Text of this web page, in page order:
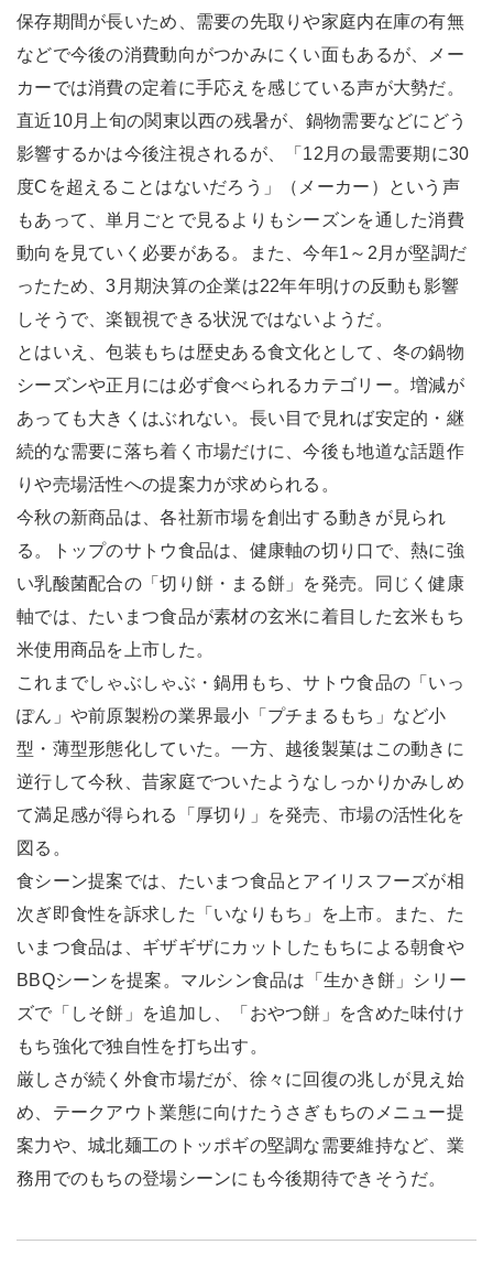
保存期間が長いため、需要の先取りや家庭内在庫の有無
などで今後の消費動向がつかみにくい面もあるが、メー
カーでは消費の定着に手応えを感じている声が大勢だ。
直近10月上旬の関東以西の残暑が、鍋物需要などにどう
影響するかは今後注視されるが、「12月の最需要期に30
度Cを超えることはないだろう」（メーカー）という声
もあって、単月ごとで見るよりもシーズンを通した消費
動向を見ていく必要がある。また、今年1～2月が堅調だ
ったため、3月期決算の企業は22年年明けの反動も影響
しそうで、楽観視できる状況ではないようだ。
とはいえ、包装もちは歴史ある食文化として、冬の鍋物
シーズンや正月には必ず食べられるカテゴリー。増減が
あっても大きくはぶれない。長い目で見れば安定的・継
続的な需要に落ち着く市場だけに、今後も地道な話題作
りや売場活性への提案力が求められる。
今秋の新商品は、各社新市場を創出する動きが見られ
る。トップのサトウ食品は、健康軸の切り口で、熱に強
い乳酸菌配合の「切り餅・まる餅」を発売。同じく健康
軸では、たいまつ食品が素材の玄米に着目した玄米もち
米使用商品を上市した。
これまでしゃぶしゃぶ・鍋用もち、サトウ食品の「いっ
ぽん」や前原製粉の業界最小「プチまるもち」など小
型・薄型形態化していた。一方、越後製菓はこの動きに
逆行して今秋、昔家庭でついたようなしっかりかみしめ
て満足感が得られる「厚切り」を発売、市場の活性化を
図る。
食シーン提案では、たいまつ食品とアイリスフーズが相
次ぎ即食性を訴求した「いなりもち」を上市。また、た
いまつ食品は、ギザギザにカットしたもちによる朝食や
BBQシーンを提案。マルシン食品は「生かき餅」シリー
ズで「しそ餅」を追加し、「おやつ餅」を含めた味付け
もち強化で独自性を打ち出す。
厳しさが続く外食市場だが、徐々に回復の兆しが見え始
め、テークアウト業態に向けたうさぎもちのメニュー提
案力や、城北麺工のトッポギの堅調な需要維持など、業
務用でのもちの登場シーンにも今後期待できそうだ。